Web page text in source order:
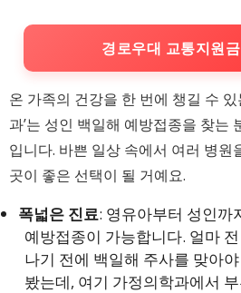
경로우대 교통지원
온 가족의 건강을 한 번에 챙길 수
과’는 성인 백일해 예방접종을 찾는
입니다. 바쁜 일상 속에서 여러 병원
곳이 좋은 선택이 될 거예요.
폭넓은 진료: 영유아부터 성인까
예방접종이 가능합니다. 얼마
나기 전에 백일해 주사를 맞아
봤는데, 여기 가정의학과에서